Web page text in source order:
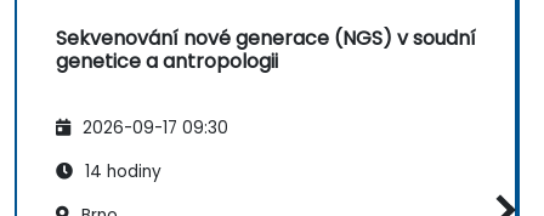
Sekvenování nové generace (NGS) v soudní
genetice a antropologii
2026-09-17 09:30
14 hodiny